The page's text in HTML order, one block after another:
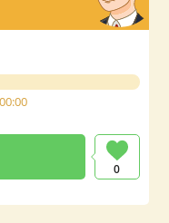
00:00
0